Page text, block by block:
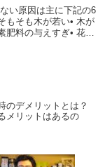
い原因は主に下記の6
もそも木が若い• 木が
肥料の与えすぎ• 花、
のデメリットとは？
メリットはあるの